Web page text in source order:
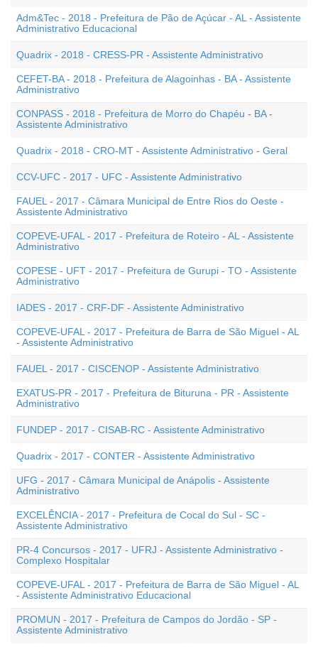
Adm&Tec - 2018 - Prefeitura de Pão de Açúcar - AL - Assistente
Administrativo Educacional
Quadrix - 2018 - CRESS-PR - Assistente Administrativo
CEFET-BA - 2018 - Prefeitura de Alagoinhas - BA - Assistente
Administrativo
CONPASS - 2018 - Prefeitura de Morro do Chapéu - BA -
Assistente Administrativo
Quadrix - 2018 - CRO-MT - Assistente Administrativo - Geral
CCV-UFC - 2017 - UFC - Assistente Administrativo
FAUEL - 2017 - Câmara Municipal de Entre Rios do Oeste -
Assistente Administrativo
COPEVE-UFAL - 2017 - Prefeitura de Roteiro - AL - Assistente
Administrativo
COPESE - UFT - 2017 - Prefeitura de Gurupi - TO - Assistente
Administrativo
IADES - 2017 - CRF-DF - Assistente Administrativo
COPEVE-UFAL - 2017 - Prefeitura de Barra de São Miguel - AL
- Assistente Administrativo
FAUEL - 2017 - CISCENOP - Assistente Administrativo
EXATUS-PR - 2017 - Prefeitura de Bituruna - PR - Assistente
Administrativo
FUNDEP - 2017 - CISAB-RC - Assistente Administrativo
Quadrix - 2017 - CONTER - Assistente Administrativo
UFG - 2017 - Câmara Municipal de Anápolis - Assistente
Administrativo
EXCELÊNCIA - 2017 - Prefeitura de Cocal do Sul - SC -
Assistente Administrativo
PR-4 Concursos - 2017 - UFRJ - Assistente Administrativo -
Complexo Hospitalar
COPEVE-UFAL - 2017 - Prefeitura de Barra de São Miguel - AL
- Assistente Administrativo Educacional
PROMUN - 2017 - Prefeitura de Campos do Jordão - SP -
Assistente Administrativo